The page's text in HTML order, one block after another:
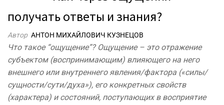
получать ответы и знания?
Автор АНТОН МИХАЙЛОВИЧ КУЗНЕЦОВ
Что такое “ощущение”? Ощущение – это отражение
субъектом (воспринимающим) влияющего на него
внешнего или внутреннего явления/фактора («силы/
сущности/сути/духа»), его конкретных свойств
(характера) и состояний, поступающих в восприятие